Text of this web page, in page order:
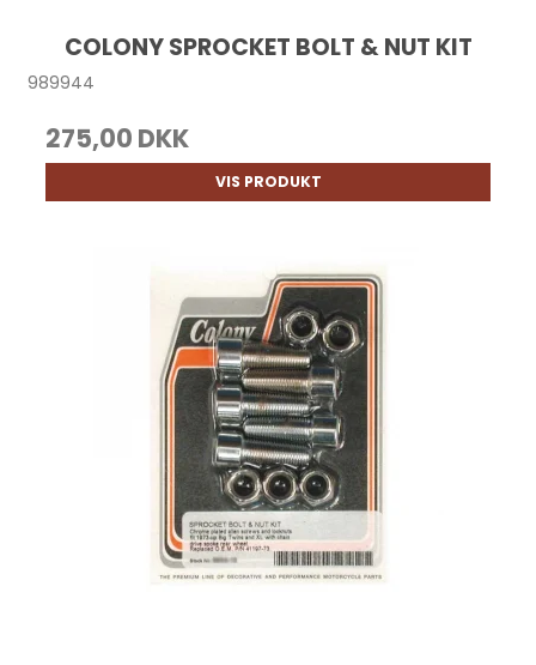
COLONY SPROCKET BOLT & NUT KIT
989944
275,00 DKK
VIS PRODUKT